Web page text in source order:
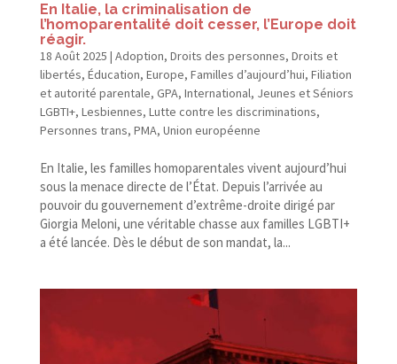
En Italie, la criminalisation de
l’homoparentalité doit cesser, l’Europe doit
réagir.
18 Août 2025 | Adoption, Droits des personnes, Droits et
libertés, Éducation, Europe, Familles d’aujourd’hui, Filiation
et autorité parentale, GPA, International, Jeunes et Séniors
LGBTI+, Lesbiennes, Lutte contre les discriminations,
Personnes trans, PMA, Union européenne
En Italie, les familles homoparentales vivent aujourd’hui
sous la menace directe de l’État. Depuis l’arrivée au
pouvoir du gouvernement d’extrême-droite dirigé par
Giorgia Meloni, une véritable chasse aux familles LGBTI+
a été lancée. Dès le début de son mandat, la...